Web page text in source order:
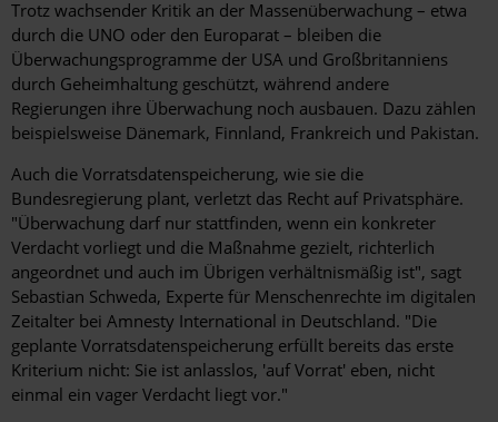
Trotz wachsender Kritik an der Massenüberwachung – etwa
durch die UNO oder den Europarat – bleiben die
Überwachungsprogramme der USA und Großbritanniens
durch Geheimhaltung geschützt, während andere
Regierungen ihre Überwachung noch ausbauen. Dazu zählen
beispielsweise Dänemark, Finnland, Frankreich und Pakistan.
Auch die Vorratsdatenspeicherung, wie sie die
Bundesregierung plant, verletzt das Recht auf Privatsphäre.
"Überwachung darf nur stattfinden, wenn ein konkreter
Verdacht vorliegt und die Maßnahme gezielt, richterlich
angeordnet und auch im Übrigen verhältnismäßig ist", sagt
Sebastian Schweda, Experte für Menschenrechte im digitalen
Zeitalter bei Amnesty International in Deutschland. "Die
geplante Vorratsdatenspeicherung erfüllt bereits das erste
Kriterium nicht: Sie ist anlasslos, 'auf Vorrat' eben, nicht
einmal ein vager Verdacht liegt vor."